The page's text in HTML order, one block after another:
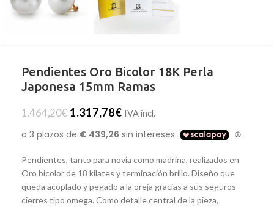
Pendientes Oro Bicolor 18K Perla
Japonesa 15mm Ramas
1.464,20€ 1.317,78€ IVA incl.
Pendientes, tanto para novia como madrina, realizados en
Oro bicolor de 18 kilates y terminación brillo. Diseño que
queda acoplado y pegado a la oreja gracias a sus seguros
cierres tipo omega. Como detalle central de la pieza,